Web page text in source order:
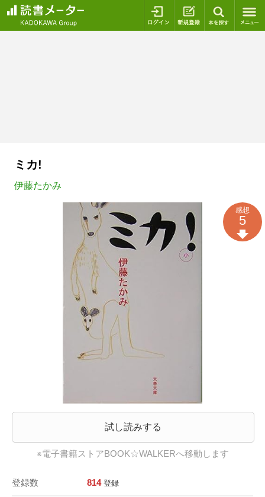
ログイン 新規登録
ミカ!
伊藤たかみ
試し読みする
※電子書籍ストアBOOK☆WALKERへ移動します
登録数 814 登録
感想
5